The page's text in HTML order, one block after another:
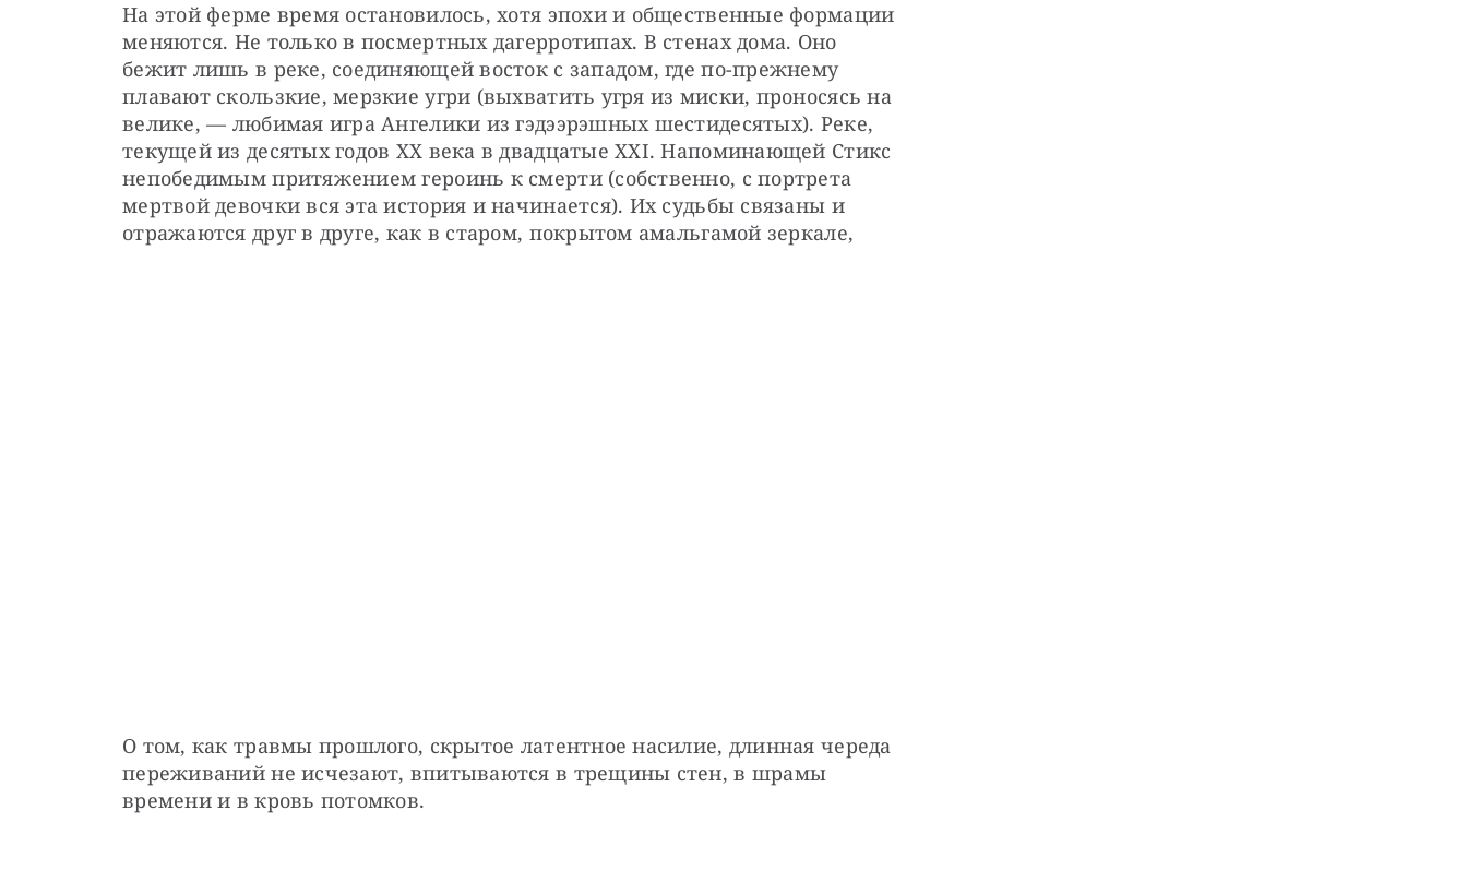
На этой ферме время остановилось, хотя эпохи и общественные формации
меняются. Не только в посмертных дагерротипах. В стенах дома. Оно
бежит лишь в реке, соединяющей восток с западом, где по-прежнему
плавают скользкие, мерзкие угри (выхватить угря из миски, проносясь на
велике, — любимая игра Ангелики из гэдээрэшных шестидесятых). Реке,
текущей из десятых годов ХХ века в двадцатые ХХI. Напоминающей Стикс
непобедимым притяжением героинь к смерти (собственно, с портрета
мертвой девочки вся эта история и начинается). Их судьбы связаны и
отражаются друг в друге, как в старом, покрытом амальгамой зеркале,
О том, как травмы прошлого, скрытое латентное насилие, длинная череда
переживаний не исчезают, впитываются в трещины стен, в шрамы
времени и в кровь потомков.